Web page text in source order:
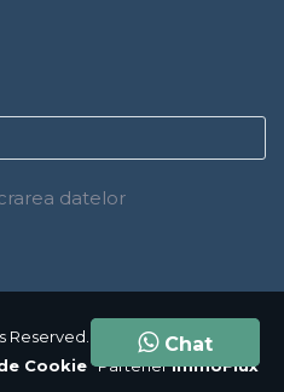
Chat
Chat
datelor
Reserved.
Politica de
CookiePartenerImmoFlux